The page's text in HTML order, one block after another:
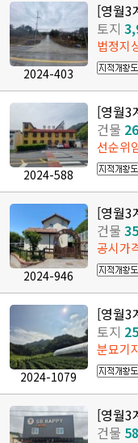
2024-403
[영월3
토지
법정지
2024-588
[영월3
건물
선순위
2024-946
[영월3
건물
공시가
2024-1079
[영월3
토지
분묘기
[영월3
건물